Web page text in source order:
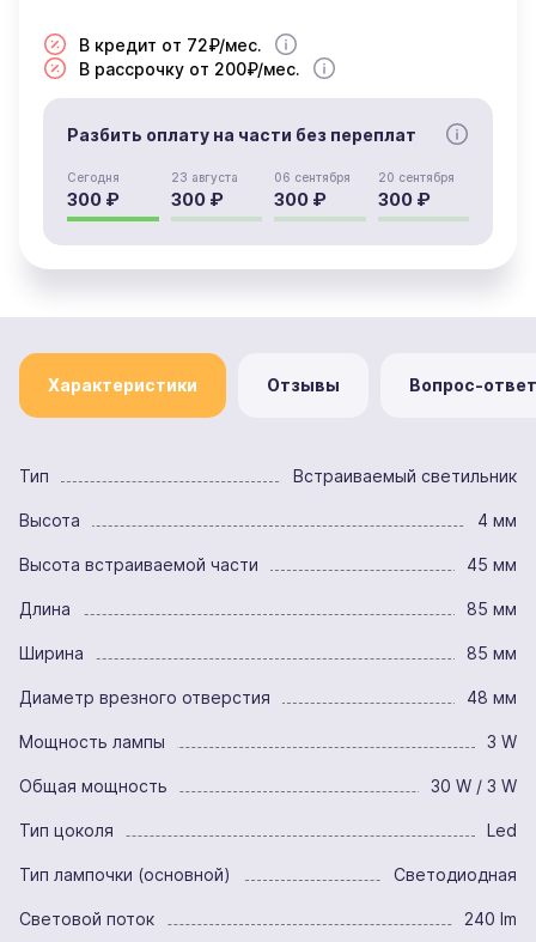
В кредит от 72₽/мес.
В рассрочку от 200₽/мес.
Разбить оплату на части без переплат
Сегодня
300 ₽
23 августа
300 ₽
06 сентября
300 ₽
20 сентября
300 ₽
Характеристики Отзывы Вопрос-ответ
Тип Встраиваемый светильник
Высота 4 мм
Высота встраиваемой части 45 мм
Длина 85 мм
Ширина 85 мм
Диаметр врезного отверстия 48 мм
Мощность лампы 3 W
Общая мощность 30 W / 3 W
Тип цоколя Led
Тип лампочки (основной) Светодиодная
Световой поток 240 lm